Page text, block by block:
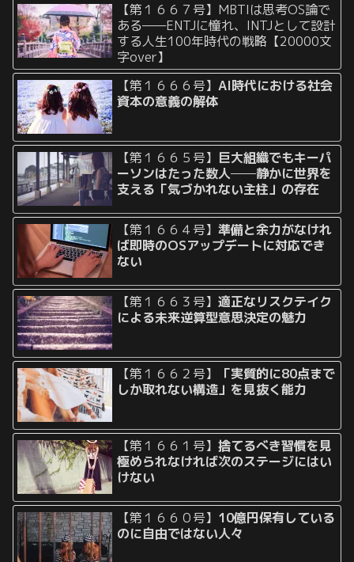
【第１６６７号】MBTIは思考OS論で
ある——ENTJに憧れ、INTJとして設計
する人生100年時代の戦略【20000文
字over】
【第１６６６号】AI時代における社会
資本の意義の解体
【第１６６５号】 巨大組織でもキーパ
ーソンはたった数人──静かに世界を
支える「気づかれない主柱」の存在
【第１６６４号】準備と余力がなけれ
ば即時のOSアップデートに対応でき
ない
【第１６６３号】適正なリスクテイク
による未来逆算型意思決定の魅力
【第１６６２号】
「実質的に80点まで
しか取れない構造」を見抜く能力
【第１６６１号】捨てるべき習慣を見
極められなければ次のステージにはい
けない
【第１６６０号】 10億円保有している
のに自由ではない人々